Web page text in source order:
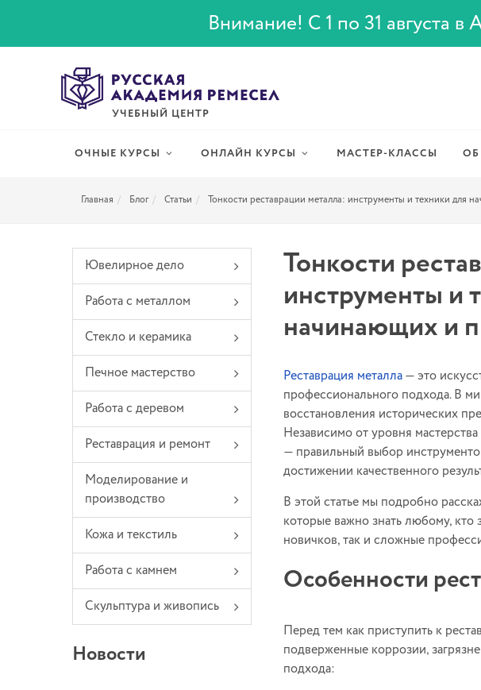
Внимание! С 1 по 31 августа в
УЧЕБНЫЙ ЦЕНТР
ОЧНЫЕ КУРСЫ ОНЛАЙН КУРСЫ МАСТЕР-КЛАССЫ
Главная Блог Статьи Тонкости реставрации металла: инструменты и техники для
Ювелирное дело
Работа с металлом
Стекло и керамика
Печное мастерство
Работа с деревом
Реставрация и ремонт
Моделирование и
производство
Кожа и текстиль
Работа с камнем
Скульптура и живопись
Новости
Тонкости
инструменты и
начинающих и
Реставрация металла— это
профессионального подхода. В
восстановления исторических
Независимо от уровня
— правильный выбор
достижении качественного
В этой статье мы подробно
которые важно знать любому, кто
новичков, так и сложные
Особенности
Перед тем как приступить к
подверженные коррозии,
подхода: